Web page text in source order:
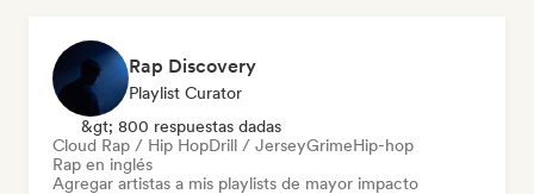
Rap Discovery
Playlist Curator
&gt; 800 respuestas dadas
Cloud Rap / Hip HopDrill / JerseyGrimeHip-hop
Rap en inglés
Agregar artistas a mis playlists de mayor impacto